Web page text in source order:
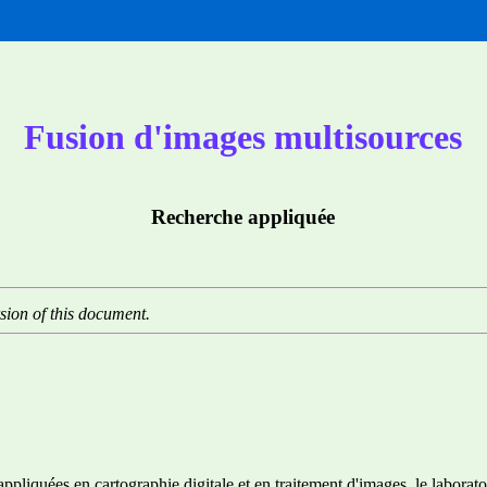
Fusion d'images multisources
Recherche appliquée
of this document.